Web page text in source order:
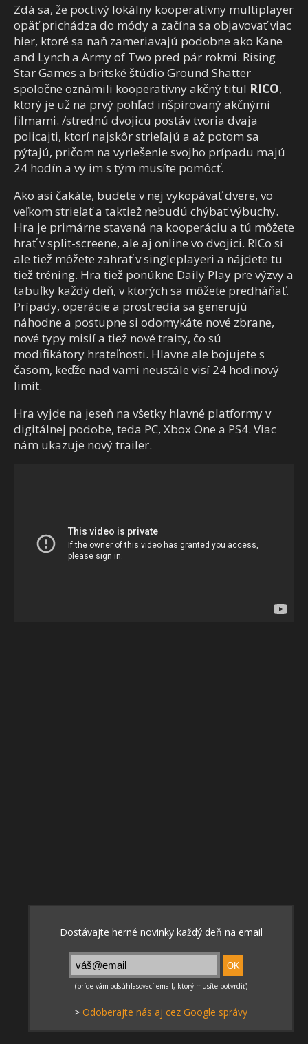
Zdá sa, že poctivý lokálny kooperatívny multiplayer
opäť prichádza do módy a začína sa objavovať viac
hier, ktoré sa naň zameriavajú podobne ako Kane
and Lynch a Army of Two pred pár rokmi. Rising
Star Games a britské štúdio Ground Shatter
spoločne oznámili kooperatívny akčný titul RICO,
ktorý je už na prvý pohľad inšpirovaný akčnými
filmami. /strednú dvojicu postáv tvoria dvaja
policajti, ktorí najskôr strieľajú a až potom sa
pýtajú, pričom na vyriešenie svojho prípadu majú
24 hodín a vy im s tým musíte pomôcť.
Ako asi čakáte, budete v nej vykopávať dvere, vo
veľkom strieľať a taktiež nebudú chýbať výbuchy.
Hra je primárne stavaná na kooperáciu a tú môžete
hrať v split-screene, ale aj online vo dvojici. RICo si
ale tiež môžete zahrať v singleplayeri a nájdete tu
tiež tréning. Hra tiež ponúkne Daily Play pre výzvy a
tabuľky každý deň, v ktorých sa môžete predháňať.
Prípady, operácie a prostredia sa generujú
náhodne a postupne si odomykáte nové zbrane,
nové typy misií a tiež nové traity, čo sú
modifikátory hrateľnosti. Hlavne ale bojujete s
časom, keďže nad vami neustále visí 24 hodinový
limit.
Hra vyjde na jeseň na všetky hlavné platformy v
digitálnej podobe, teda PC, Xbox One a PS4. Viac
nám ukazuje nový trailer.
> Odoberajte nás aj cez Google správy